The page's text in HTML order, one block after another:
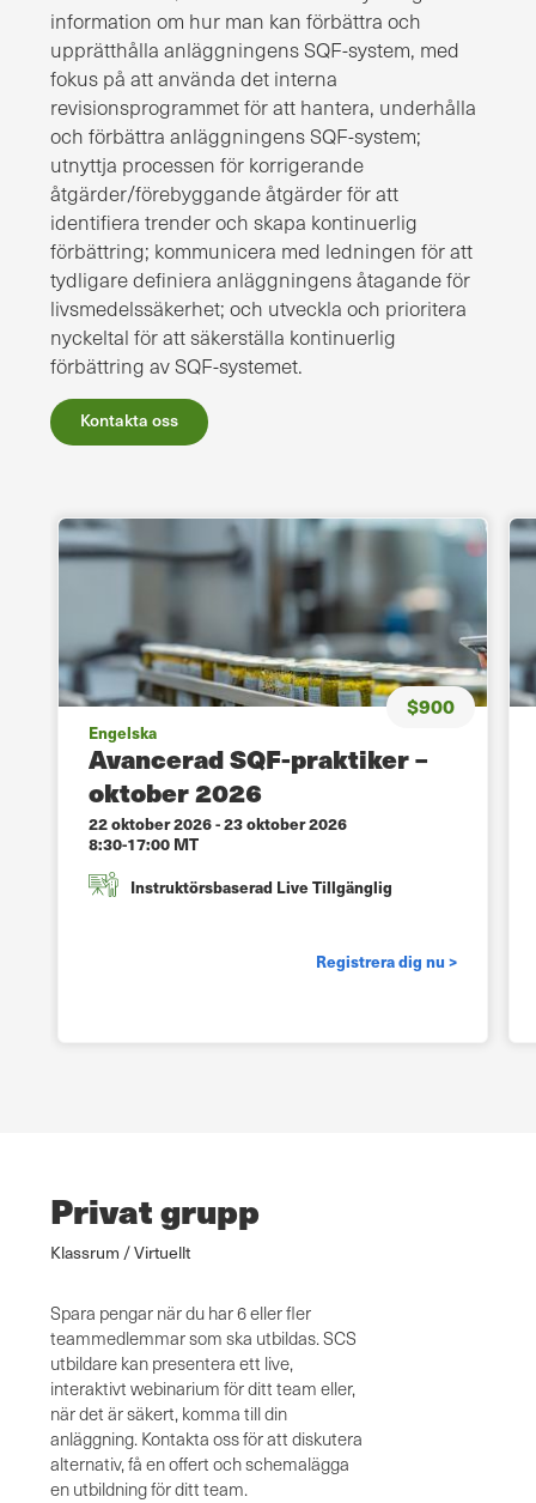
information om hur man kan förbättra och
upprätthålla anläggningens SQF-system, med
fokus på att använda det interna
revisionsprogrammet för att hantera, underhålla
och förbättra anläggningens SQF-system;
utnyttja processen för korrigerande
åtgärder/förebyggande åtgärder för att
identifiera trender och skapa kontinuerlig
förbättring; kommunicera med ledningen för att
tydligare definiera anläggningens åtagande för
livsmedelssäkerhet; och utveckla och prioritera
nyckeltal för att säkerställa kontinuerlig
förbättring av SQF-systemet.
Kontakta oss
$900
Engelska
Avancerad SQF-praktiker –
oktober 2026
22 oktober 2026-23 oktober 2026
8:30-17:00 MT
Instruktörsbaserad Live Tillgänglig
Registrera dig nu >
Privat grupp
Klassrum / Virtuellt
Spara pengar när du har 6 eller fler
teammedlemmar som ska utbildas. SCS
utbildare kan presentera ett live,
interaktivt webinarium för ditt team eller,
när det är säkert, komma till din
anläggning. Kontakta oss för att diskutera
alternativ, få en offert och schemalägga
en utbildning för ditt team.